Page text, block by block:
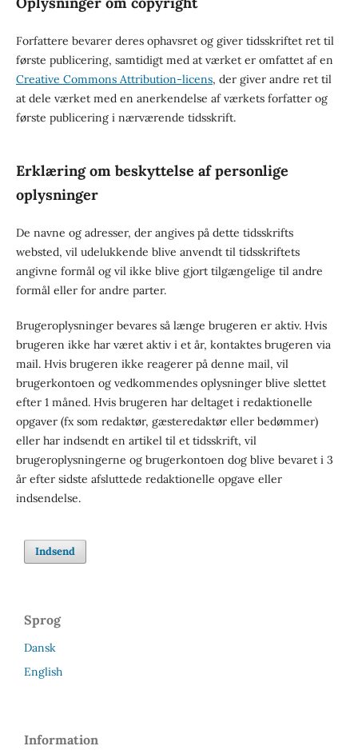
Forfattere bevarer deres ophavsret og giver tidsskriftet ret til
første publicering, samtidigt med at værket er omfattet af en
Creative Commons Attribution-licens, der giver andre ret til
at dele værket med en anerkendelse af værkets forfatter og
første publicering i nærværende tidsskrift.
Erklæring om beskyttelse af personlige
oplysninger
De navne og adresser, der angives på dette tidsskrifts
websted, vil udelukkende blive anvendt til tidsskriftets
angivne formål og vil ikke blive gjort tilgængelige til andre
formål eller for andre parter.
Brugeroplysninger bevares så længe brugeren er aktiv. Hvis
brugeren ikke har været aktiv i et år, kontaktes brugeren via
mail. Hvis brugeren ikke reagerer på denne mail, vil
brugerkontoen og vedkommendes oplysninger blive slettet
efter 1 måned. Hvis brugeren har deltaget i redaktionelle
opgaver (fx som redaktør, gæsteredaktør eller bedømmer)
eller har indsendt en artikel til et tidsskrift, vil
brugeroplysningerne og brugerkontoen dog blive bevaret i 3
år efter sidste afsluttede redaktionelle opgave eller
indsendelse.
Indsend
Sprog
Dansk
English
Information